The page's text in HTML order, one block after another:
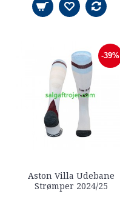
-39%
Aston Villa Udebane
Strømper 2024/25